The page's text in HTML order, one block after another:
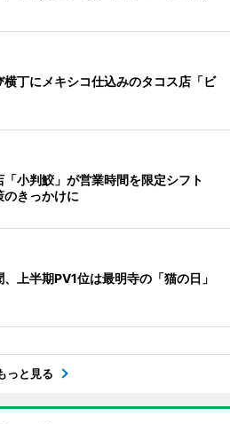
横丁にメキシコ仕込みのタコス店「ビ
「小判鮫」が営業時間を限定シフト
のきっかけに
、上半期PV1位は最明寺の「猫の日」
っと見る